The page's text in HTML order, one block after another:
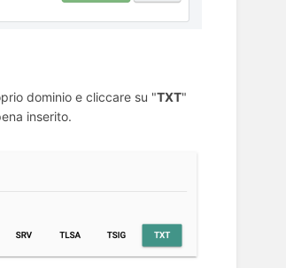
dominio e cliccare su "TXT"
inserito.